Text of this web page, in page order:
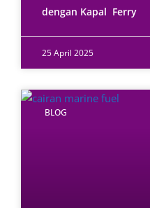
dengan Kapal Ferry
25 April 2025
BLOG